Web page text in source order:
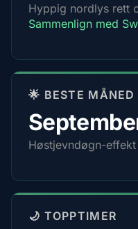
Hyppig nordlys rett
Sammenlign med
🌟 BESTE MÅNED
Høstjevndøgn-effekt
🌙 TOPPTIMER